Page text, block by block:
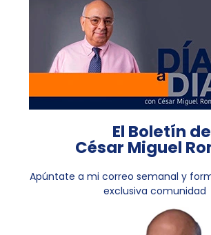
El Boletín de
César Miguel
Apúntate a mi correo semanal y
exclusiva comunidad